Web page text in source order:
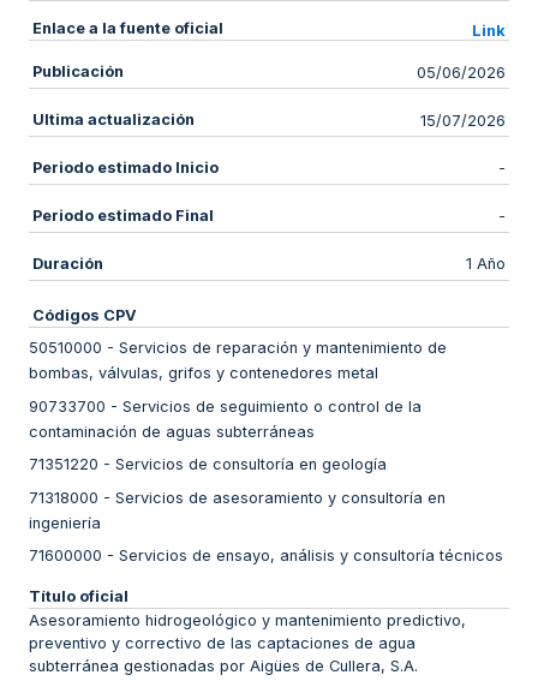
Enlace a la fuente oficial Link
Publicación 05/06/2026
Ultima actualización 15/07/2026
Periodo estimado Inicio -
Periodo estimado Final -
Duración 1 Año
Códigos CPV
50510000 - Servicios de reparación y mantenimiento de
bombas, válvulas, grifos y contenedores metal
90733700 - Servicios de seguimiento o control de la
contaminación de aguas subterráneas
71351220 - Servicios de consultoría en geología
71318000 - Servicios de asesoramiento y consultoría en
ingeniería
71600000 - Servicios de ensayo, análisis y consultoría técnicos
Título oficial
Asesoramiento hidrogeológico y mantenimiento predictivo,
preventivo y correctivo de las captaciones de agua
subterránea gestionadas por Aigües de Cullera, S.A.